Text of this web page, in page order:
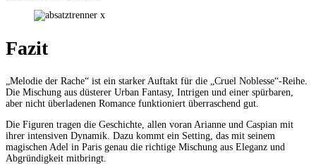
Fazit
„Melodie der Rache“ ist ein starker Auftakt für die „Cruel Noblesse“-Reihe.
Die Mischung aus düsterer Urban Fantasy, Intrigen und einer spürbaren,
aber nicht überladenen Romance funktioniert überraschend gut.
Die Figuren tragen die Geschichte, allen voran Arianne und Caspian mit
ihrer intensiven Dynamik. Dazu kommt ein Setting, das mit seinem
magischen Adel in Paris genau die richtige Mischung aus Eleganz und
Abgründigkeit mitbringt.